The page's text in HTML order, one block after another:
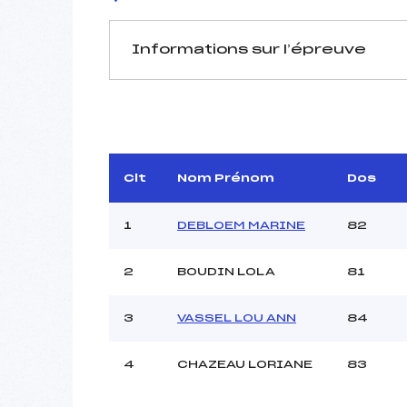
Informations sur l’épreuve
D.T Adjoint :
Dir. Epreuve :
Pénalité appliquée :
Catégorie :
Clt Nom Prénom Dos
1 DEBLOEM MARINE 82
2 BOUDIN LOLA 81
3 VASSEL LOU ANN 84
4 CHAZEAU LORIANE 83